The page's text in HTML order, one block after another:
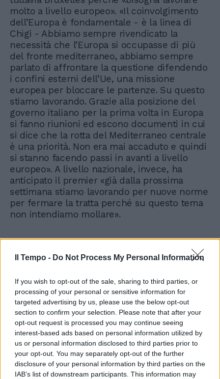
Il Tempo - Do Not Process My Personal Information
If you wish to opt-out of the sale, sharing to third parties, or
processing of your personal or sensitive information for
targeted advertising by us, please use the below opt-out
section to confirm your selection. Please note that after your
opt-out request is processed you may continue seeing
interest-based ads based on personal information utilized by
us or personal information disclosed to third parties prior to
your opt-out. You may separately opt-out of the further
disclosure of your personal information by third parties on the
IAB’s list of downstream participants. This information may
molto a livello europeo». «Il coinvolgimento
dell’Europa è fondamentale - è la linea di
Chigi - Abbiamo sempre rivendicato la
necessità che l’Europa si occupasse di più
del fronte mediterraneo, abbiamo sempre
parlato di affrontare la questione difendendo
i confini esterni dell’Ue, una missione
europea per bloccare le partenze. Su questo
stiamo lavorando. Grazie alla posizione del
governo italiano per la prima volta in Europa
si fanno riunioni ed escono documenti in cui
si dice che la rotta del Mediterraneo centrale
è una priorità. Non era mai accaduto e quindi
si stanno facendo passi in avanti a livello
europeo». A livello nazionale, invece, ha
anticipato il premier «già dalla prossima
settimana stiamo lavorando per nuove norme
per fermare la tratta perché su questo tema
non intendiamo mollare».